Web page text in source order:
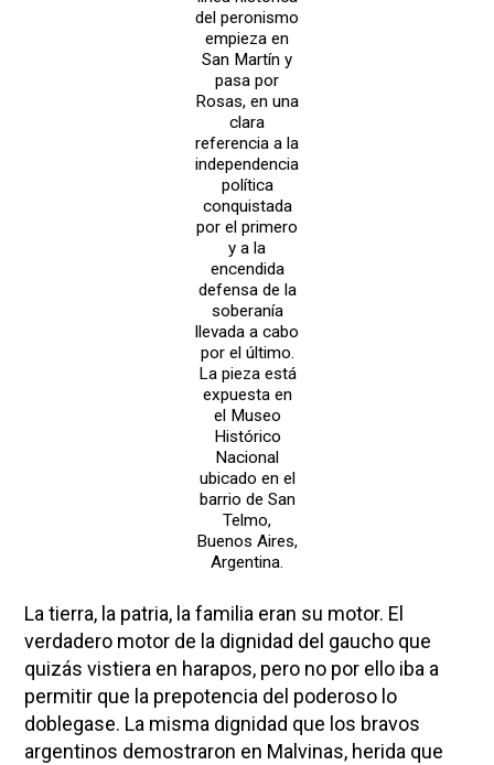
del peronismo
empieza en
San Martín y
pasa por
Rosas, en una
clara
referencia a la
independencia
política
conquistada
por el primero
y a la
encendida
defensa de la
soberanía
llevada a cabo
por el último.
La pieza está
expuesta en
el Museo
Histórico
Nacional
ubicado en el
barrio de San
Telmo,
Buenos Aires,
Argentina.
La tierra, la patria, la familia eran su motor. El
verdadero motor de la dignidad del gaucho que
quizás vistiera en harapos, pero no por ello iba a
permitir que la prepotencia del poderoso lo
doblegase. La misma dignidad que los bravos
argentinos demostraron en Malvinas, herida que